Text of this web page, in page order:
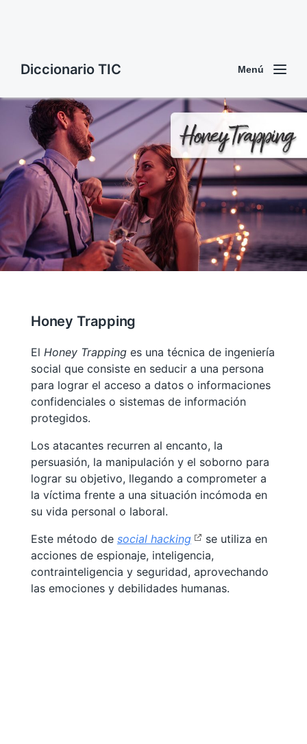
Diccionario TIC Menú
Honey Trapping
El Honey Trappinges una técnica de ingeniería
social que consiste en seducir a una persona
para lograr el acceso a datos o informaciones
confidenciales o sistemas de información
protegidos.
Los atacantes recurren al encanto, la
persuasión, la manipulación y el soborno para
lograr su objetivo, llegando a comprometer a
la víctima frente a una situación incómoda en
su vida personal o laboral.
Este método de social hacking
se utiliza en
acciones de espionaje, inteligencia,
contrainteligencia y seguridad, aprovechando
las emociones y debilidades humanas.